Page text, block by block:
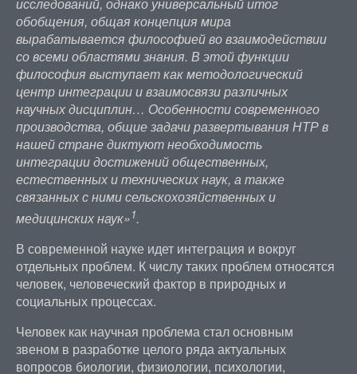
обобщения, общая концепция мира
вырабатывается философией во взаимодействии
со всеми областями знания. В этой функции
философия выступает как методологический
центр интеграции и взаимосвязи различных
научных дисциплин… Особенности современного
производства, общие задачи развертывания НТР в
нашей стране диктуют необходимость
интеграции достижений общественных,
естественных и технических наук, а также
связанных с ними сельскохозяйственных и
медицинских наук»1.
В современной науке идет интеграция и вокруг
отдельных проблем. К числу таких проблем относятся
человек, человеческий фактор в природных и
социальных процессах.
Человек как научная проблема стал основным
звеном в разработке целого ряда актуальных
вопросов биологии, физиологии, психологии,